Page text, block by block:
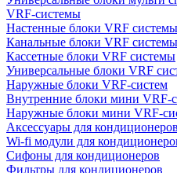
VRF-системы
Настенные блоки VRF системы
Канальные блоки VRF системы
Кассетные блоки VRF системы
Универсальные блоки VRF
Наружные блоки VRF-систем
Внутренние блоки мини VRF-
Наружные блоки мини VRF-
Аксессуары для кондиционеров
Wi-fi модули для
Сифоны для кондиционеров
Фильтры для кондиционеров